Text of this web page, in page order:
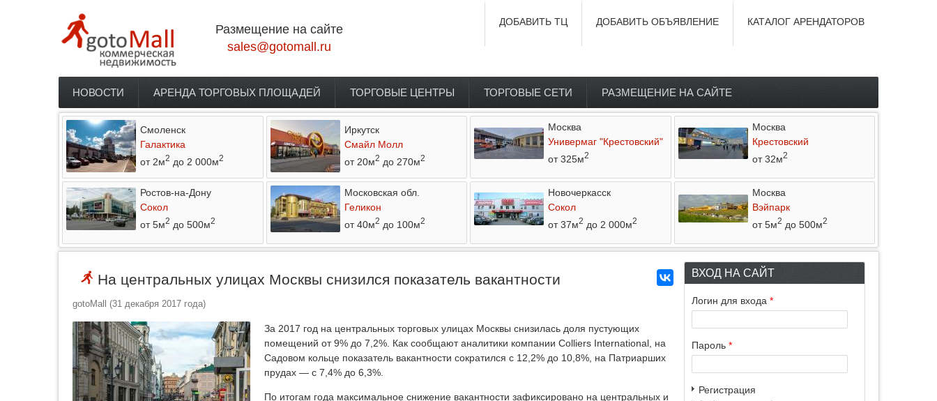
Размещение на сайте
sales@gotomall.ru
КАТАЛОГ АРЕНДАТОРОВ
ДОБАВИТЬ ОБЪЯВЛЕНИЕ
ДОБАВИТЬ ТЦ
Главное меню
НОВОСТИ АРЕНДА ТОРГОВЫХ ПЛОЩАДЕЙ ТОРГОВЫЕ ЦЕНТРЫ ТОРГОВЫЕ СЕТИ РАЗМЕЩЕНИЕ НА САЙТЕ
Смоленск
Галактика
от 2м2 до 2 000м2
Иркутск
Смайл Молл
от 20м2 до 270м2
Москва
Универмаг "Крестовский"
от 325м2
Москва
Крестовский
от 32м2
Ростов-на-Дону
Сокол
от 5м2 до 500м2
Московская обл.
Геликон
от 40м2 до 100м2
Новочеркасск
Сокол
от 37м2 до 2 000м2
Москва
Вэйпарк
от 5м2 до 500м2
На центральных улицах Москвы снизился показатель вакантности
gotoMall (31 декабря 2017 года)
За 2017 год на центральных торговых улицах Москвы снизилась доля пустующих
помещений от 9% до 7,2%. Как сообщают аналитики компании Colliers International, на
Садовом кольце показатель вакантности сократился с 12,2% до 10,8%, на Патриарших
прудах — с 7,4% до 6,3%.
По итогам года максимальное снижение вакантности зафиксировано на центральных и
ВХОД НА САЙТ
Логин для входа *
Пароль *
Регистрация